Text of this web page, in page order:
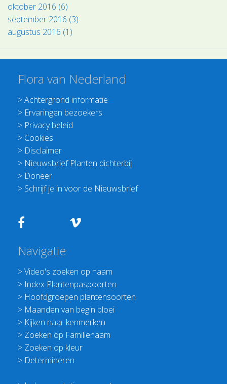
oktober 2016 (6)
september 2016 (3)
augustus 2016 (1)
Flora van Nederland
>Achtergrond informatie
> Ervaringen bezoekers
> Privacy beleid
> Cookies
> Disclaimer
> Nieuwsbrief Planten dichterbij
> Doneer
> Schrijf je in voor de Nieuwsbrief
Navigatie
>Video's zoeken op naam
> Index Plantenpaspoorten
> Hoofdgroepen plantensoorten
> Maanden van begin bloei
> Kijken naar kenmerken
> Zoeken op Familienaam
> Zoeken op kleur
> Determineren